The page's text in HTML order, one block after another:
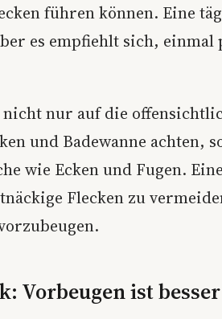
führen können. Eine
es empfiehlt sich, einmal
nur auf die
und Badewanne achten,
wie Ecken und Fugen.
Flecken zu
Vorbeugen ist